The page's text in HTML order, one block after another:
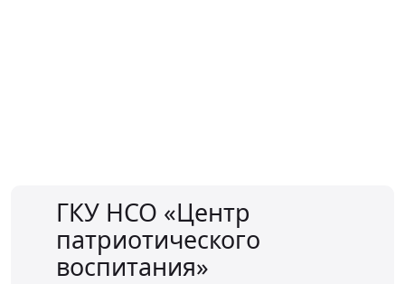
ГКУ НСО «Центр
патриотического
воспитания»